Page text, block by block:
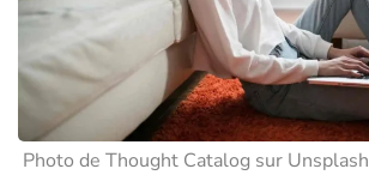
Photo de Thought Catalog sur Unsplash